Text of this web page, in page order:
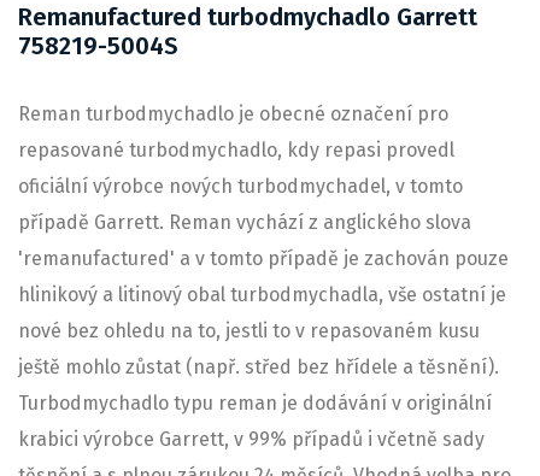
Remanufactured turbodmychadlo Garrett
758219-5004S
Reman turbodmychadlo je obecné označení pro
repasované turbodmychadlo, kdy repasi provedl
oficiální výrobce nových turbodmychadel, v tomto
případě Garrett. Reman vychází z anglického slova
'remanufactured' a v tomto případě je zachován pouze
hlinikový a litinový obal turbodmychadla, vše ostatní je
nové bez ohledu na to, jestli to v repasovaném kusu
ještě mohlo zůstat (např. střed bez hřídele a těsnění).
Turbodmychadlo typu reman je dodávání v originální
krabici výrobce Garrett, v 99% případů i včetně sady